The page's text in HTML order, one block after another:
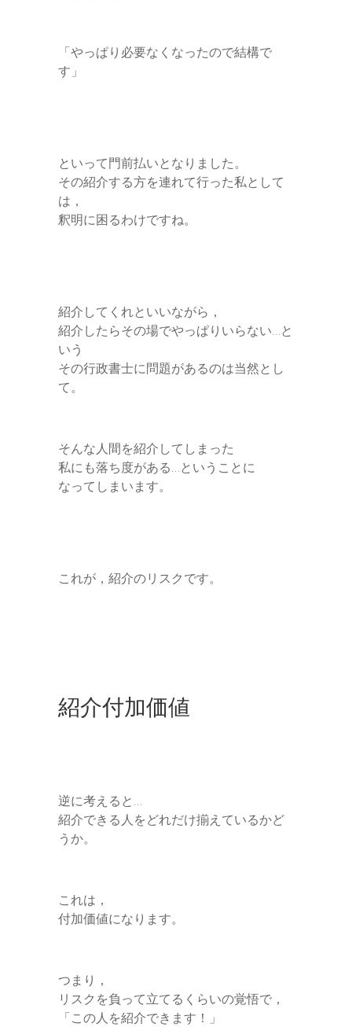
「やっぱり必要なくなったので結構で
す」
といって門前払いとなりました。
その紹介する方を連れて行った私として
は，
釈明に困るわけですね。
紹介してくれといいながら，
紹介したらその場でやっぱりいらない…と
いう
その行政書士に問題があるのは当然とし
て。
そんな人間を紹介してしまった
私にも落ち度がある…ということに
なってしまいます。
これが，紹介のリスクです。
紹介付加価値
逆に考えると…
紹介できる人をどれだけ揃えているかど
うか。
これは，
付加価値になります。
つまり，
リスクを負って立てるくらいの覚悟で，
「この人を紹介できます！」